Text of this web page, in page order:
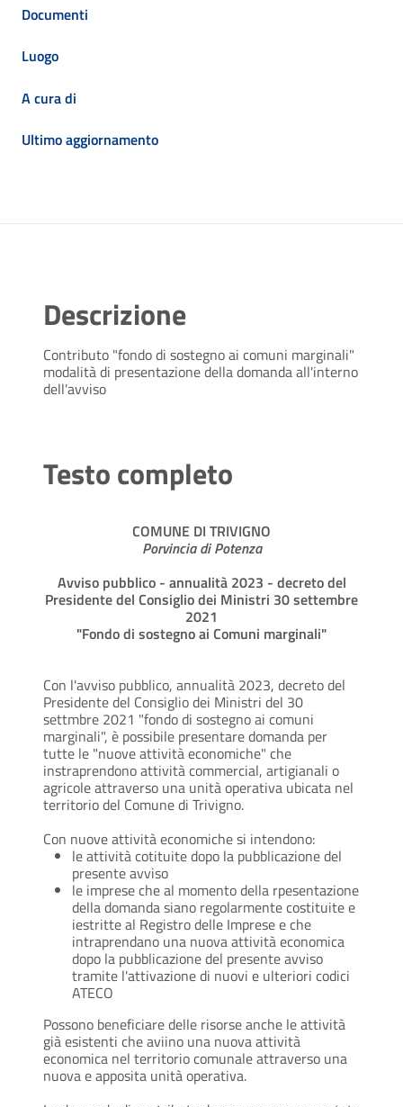
Documenti
Luogo
A cura di
Ultimo aggiornamento
Descrizione
Contributo "fondo di sostegno ai comuni marginali"
modalità di presentazione della domanda all'interno
dell'avviso
Testo completo
COMUNE DI TRIVIGNO
Porvincia di Potenza
Avviso pubblico - annualità 2023 - decreto del
Presidente del Consiglio dei Ministri 30 settembre
2021
"Fondo di sostegno ai Comuni marginali"
Con l'avviso pubblico, annualità 2023, decreto del
Presidente del Consiglio dei Ministri del 30
settmbre 2021 "fondo di sostegno ai comuni
marginali", è possibile presentare domanda per
tutte le "nuove attività economiche" che
instraprendono attività commercial, artigianali o
agricole attraverso una unità operativa ubicata nel
territorio del Comune di Trivigno.
Con nuove attività economiche si intendono:
le attività cotituite dopo la pubblicazione del
presente avviso
le imprese che al momento della rpesentazione
della domanda siano regolarmente costituite e
iestritte al Registro delle Imprese e che
intraprendano una nuova attività economica
dopo la pubblicazione del presente avviso
tramite l'attivazione di nuovi e ulteriori codici
ATECO
Possono beneficiare delle risorse anche le attività
già esistenti che aviino una nuova attività
economica nel territorio comunale attraverso una
nuova e apposita unità operativa.